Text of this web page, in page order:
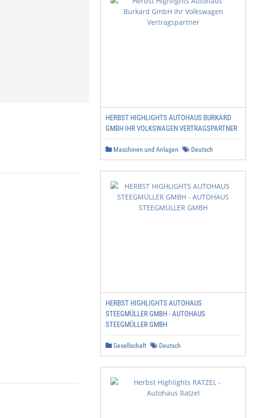
HERBST HIGHLIGHTS AUTOHAUS BURKARD
GMBH IHR VOLKSWAGEN VERTRAGSPARTNER
Maschinen und Anlagen Deutsch
HERBST HIGHLIGHTS AUTOHAUS
STEEGMÜLLER GMBH - AUTOHAUS
STEEGMÜLLER GMBH
Gesellschaft Deutsch